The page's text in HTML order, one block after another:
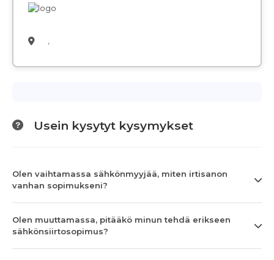
,
Usein kysytyt kysymykset
Olen vaihtamassa sähkönmyyjää, miten irtisanon
vanhan sopimukseni?
Olen muuttamassa, pitääkö minun tehdä erikseen
sähkönsiirtosopimus?